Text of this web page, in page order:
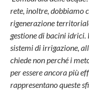
rete, inoltre, dobbiamo
rigenerazione
gestione di bacini idrici.
sistemi di irrigazione,
chiede non perché i
per essere ancora più
rappresentano queste